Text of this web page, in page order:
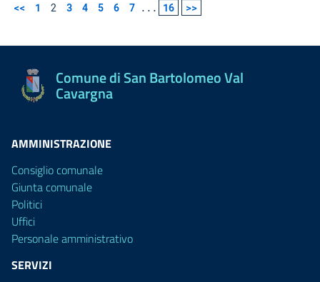
<< 1 2 3 4 5 6 7 ... 16 >>
Comune di San Bartolomeo Val
Cavargna
AMMINISTRAZIONE
Consiglio comunale
Giunta comunale
Politici
Uffici
Personale amministrativo
SERVIZI